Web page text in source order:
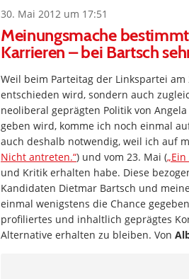
30. Mai 2012 um 17:51
Meinungsmache
Karrieren – bei Bartsch
Weil beim Parteitag der Linkspartei
entschieden wird, sondern auch
neoliberal geprägten Politik von
geben wird, komme ich noch einmal
auch deshalb notwendig, weil ich auf
Nicht antreten.“) und vom 23. Mai (
und Kritik erhalten habe. Diese
Kandidaten Dietmar Bartsch und
einmal wenigstens die Chance
profiliertes und inhaltlich geprägtes
Alternative erhalten zu bleiben. Von